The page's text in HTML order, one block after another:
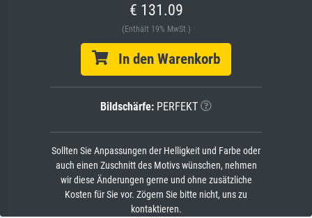
€ 131.09
(Enthält 19% MwSt.)
In den Warenkorb
Bildschärfe: PERFEKT
Sollten Sie Anpassungen der Helligkeit und Farbe oder
auch einen Zuschnitt des Motivs wünschen, nehmen
wir diese Änderungen gerne und ohne zusätzliche
Kosten für Sie vor. Zögern Sie bitte nicht, uns zu
kontaktieren.